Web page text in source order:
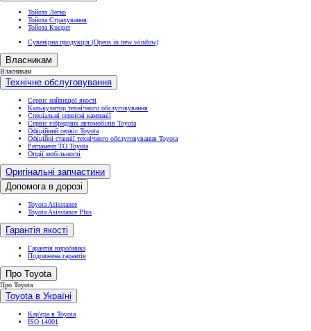
Тойота Легко
Тойота Страхування
Тойота Кредит
Сувенірна продукція (Opens in new window)
Власникам
Власникам
Технічне обслуговування
Сервіс найвищої якості
Калькулятор технічного обслуговування
Спеціальні сервісні кампанії
Сервіс гібридних автомобілів Toyota
Офіційний сервіс Toyota
Офіційні станції технічного обслуговування Toyota
Регламент ТО Toyota
Опції мобільності
Оригінальні запчастини
Допомога в дорозі
Toyota Asisstance
Toyota Asisstance Plus
Гарантія якості
Гарантія виробника
Подовжена гарантія
Про Toyota
Про Toyota
Toyota в Україні
Кар'єра в Toyota
ISO 14001